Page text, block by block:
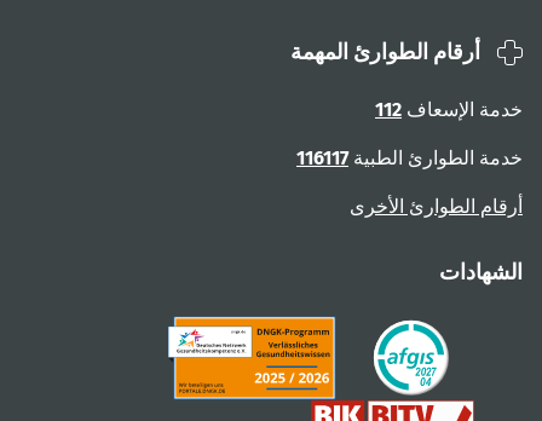
أرقام الطوارئ المهمة
الإسعاف112
الطوارئ الطبية116117
الطوارئ الأخرى